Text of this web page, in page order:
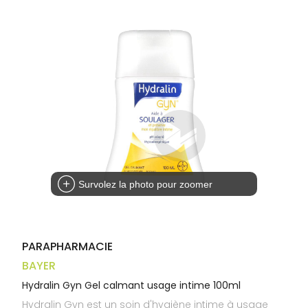
Survolez la photo pour zoomer
PARAPHARMACIE
BAYER
Hydralin Gyn Gel calmant usage intime 100ml
Hydralin Gyn est un soin d'hygiène intime à usage